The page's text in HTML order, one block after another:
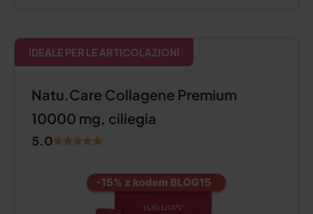
IDEALE PER LE ARTICOLAZIONI
Natu.Care Collagene Premium
10000 mg, ciliegia
5.0